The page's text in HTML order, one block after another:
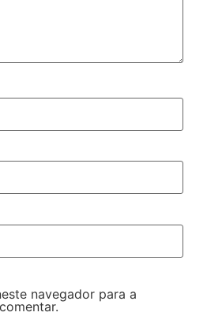
navegador para a